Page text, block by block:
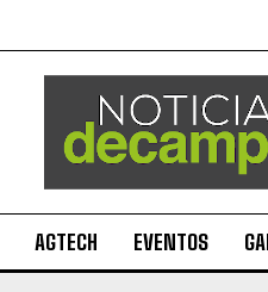
AGTECH EVENTOS